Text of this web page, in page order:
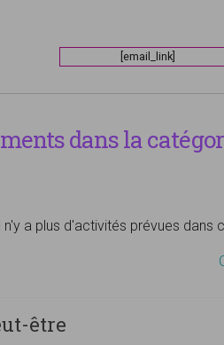
[email_link]
dans la
a plus d'activités prévues dans
être